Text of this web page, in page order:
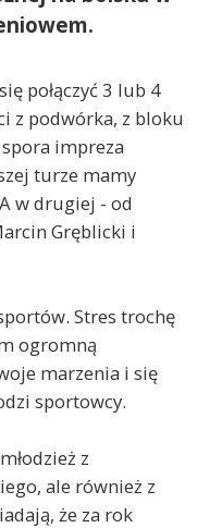
połączyć 3 lub 4
z podwórka, z bloku
spora impreza
turze mamy
w drugiej - od
Gręblicki i
Stres trochę
ogromną
marzenia i się
sportowcy.
z
ale również z
że za rok